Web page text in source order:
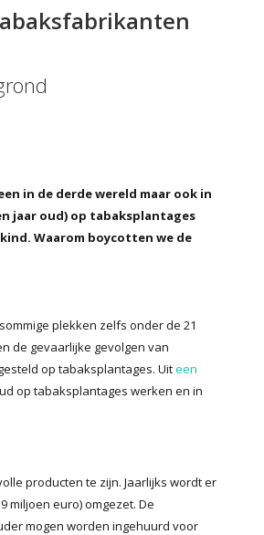
in de derde wereld maar ook in
jaar oud) op tabaksplantages
Waarom boycotten we de
plekken zelfs onder de 21
de gevaarlijke gevolgen van
op tabaksplantages. Uiteen
op tabaksplantages werken en in
producten te zijn. Jaarlijks wordt er
miljoen euro) omgezet. De
mogen worden ingehuurd voor